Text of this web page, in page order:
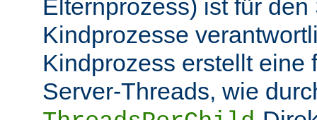
Elternprozess) ist für den
Kindprozesse
Kindprozess erstellt eine
Server-Threads, wie